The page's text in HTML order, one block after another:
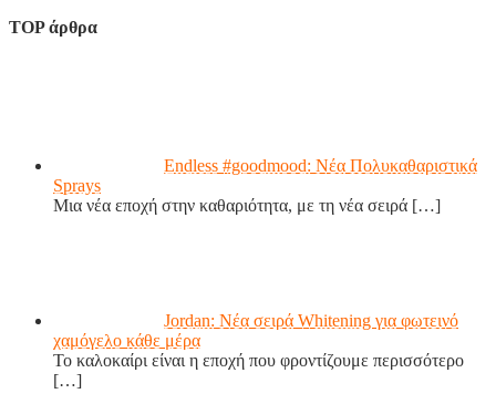
TOP άρθρα
Endless #goodmood: Νέα Πολυκαθαριστικά
Sprays
Μια νέα εποχή στην καθαριότητα, με τη νέα σειρά […]
Jordan: Νέα σειρά Whitening για φωτεινό
χαμόγελο κάθε μέρα
Το καλοκαίρι είναι η εποχή που φροντίζουμε περισσότερο
[…]